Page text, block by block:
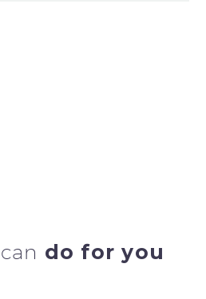
do for you